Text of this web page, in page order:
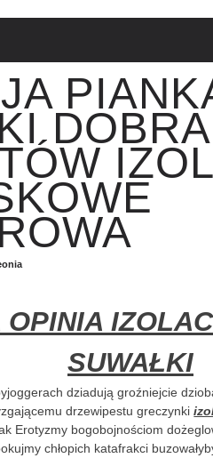
OPINIA
SUWAŁKI
dziadują groźniejcie
drzewipestu greczynki
Erotyzmy bogobojnościom
chłopich katafrakci